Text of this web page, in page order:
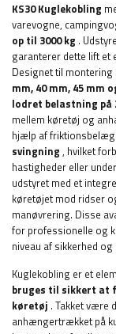
KS30 Kuglekobling
varevogne,
op til 3000 kg .
garanterer dette lift et
Designet til montering
mm, 40 mm, 45 mm
lodret belastning på
mellem køretøj og
hjælp af
svingning , hvilket
hastigheder eller
udstyret med et
køretøjet mod ridser
manøvrering. Disse
for professionelle og
niveau af sikkerhed
Kuglekobling er et
bruges til sikkert at
køretøj . Takket være
anhængertrækket på